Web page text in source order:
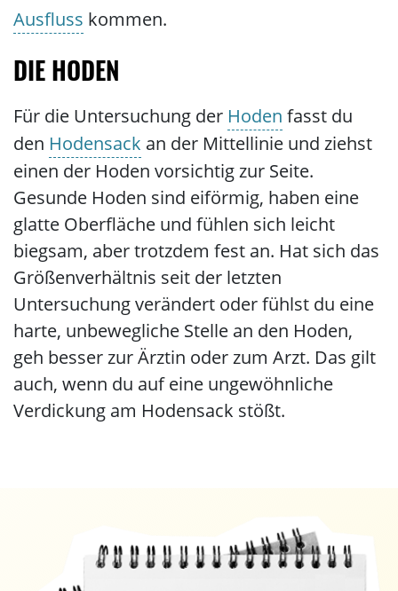
Ausfluss kommen.
DIE HODEN
Für die Untersuchung der Hoden fasst du
den Hodensack an der Mittellinie und ziehst
einen der Hoden vorsichtig zur Seite.
Gesunde Hoden sind eiförmig, haben eine
glatte Oberfläche und fühlen sich leicht
biegsam, aber trotzdem fest an. Hat sich das
Größenverhältnis seit der letzten
Untersuchung verändert oder fühlst du eine
harte, unbewegliche Stelle an den Hoden,
geh besser zur Ärztin oder zum Arzt. Das gilt
auch, wenn du auf eine ungewöhnliche
Verdickung am Hodensack stößt.